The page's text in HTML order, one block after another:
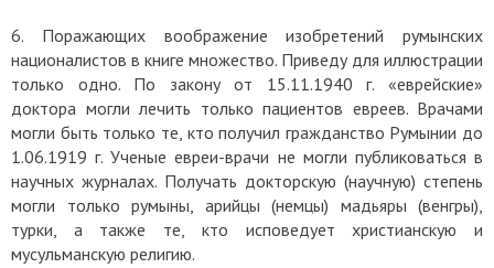
6. Поражающих воображение изобретений румынских
националистов в книге множество. Приведу для иллюстрации
только одно. По закону от 15.11.1940 г. «еврейские»
доктора могли лечить только пациентов евреев. Врачами
могли быть только те, кто получил гражданство Румынии до
1.06.1919 г. Ученые евреи-врачи не могли публиковаться в
научных журналах. Получать докторскую (научную) степень
могли только румыны, арийцы (немцы) мадьяры (венгры),
турки, а также те, кто исповедует христианскую и
мусульманскую религию.